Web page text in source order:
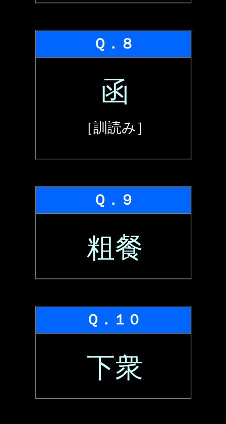
Ｑ．８
函
［訓読み］
Ｑ．９
粗餐
Ｑ．１０
下衆